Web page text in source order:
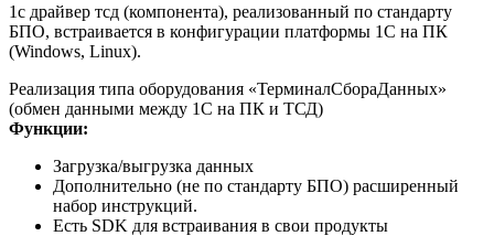
1с драйвер тсд (компонента), реализованный по стандарту
БПО, встраивается в конфигурации платформы 1С на ПК
(Windows, Linux).
Реализация типа оборудования «ТерминалСбораДанных»
(обмен данными между 1С на ПК и ТСД)
Функции:
Загрузка/выгрузка данных
Дополнительно (не по стандарту БПО) расширенный
набор инструкций.
Есть SDK для встраивания в свои продукты